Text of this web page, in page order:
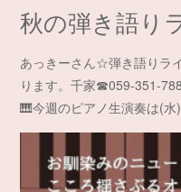
秋の弾き語り
あっきーさん☆弾き語りラ
ります。千家☎︎059-351-
🎹今週のピアノ生演奏は(水